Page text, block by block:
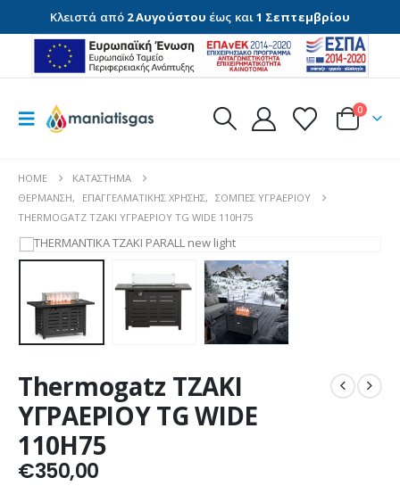
Κλειστά από 2 Αυγούστου έως και1 Σεπτεμβρίου
0
HOME
ΚΑΤΆΣΤΗΜΑ
ΘΈΡΜΑΝΣΗ, ΕΠΑΓΓΕΛΜΑΤΙΚΉΣ ΧΡΉΣΗΣ, ΣΌΜΠΕΣ ΥΓΡΑΕΡΊΟΥ
THERMOGATZ ΤΖΑΚΙ ΥΓΡΑΕΡΙΟΥ TG WIDE 110H75
Thermogatz ΤΖΑΚΙ
ΥΓΡΑΕΡΙΟΥ TG WIDE
110H75
€350,00